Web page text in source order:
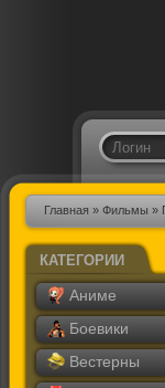
Главная » Фильмы »
КАТЕГОРИИ
Аниме
Боевики
Вестерны